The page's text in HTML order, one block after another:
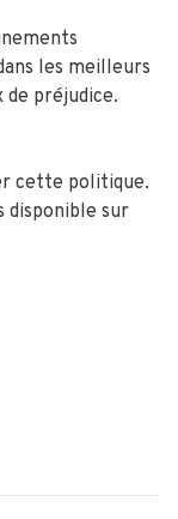
les meilleurs
de préjudice.
cette politique.
disponible sur